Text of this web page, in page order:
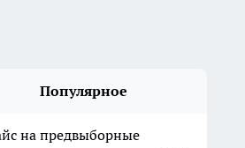
Популярное
на предвыборные